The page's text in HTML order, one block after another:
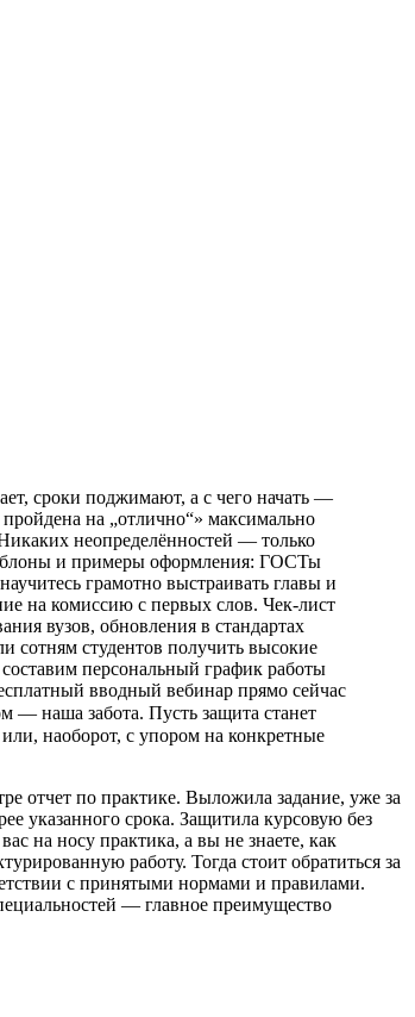
сроки поджимают, а с чего начать —
на „отлично“» максимально
неопределённостей — только
и примеры оформления: ГОСТы
грамотно выстраивать главы и
на комиссию с первых слов. Чек‑лист
вузов, обновления в стандартах
сотням студентов получить высокие
персональный график работы
вводный вебинар прямо сейчас
— наша забота. Пусть защита станет
наоборот, с упором на конкретные
отчет по практике. Выложила задание, уже за
указанного срока. Защитила курсовую без
на носу практика, а вы не знаете, как
работу. Тогда стоит обратиться за
с принятыми нормами и правилами.
— главное преимущество